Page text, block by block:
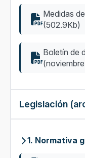
Medidas
(502.9Kb)
Boletín de
Legislación
1. Normativa